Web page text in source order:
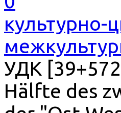
культурно-
УДК
Hälfte des